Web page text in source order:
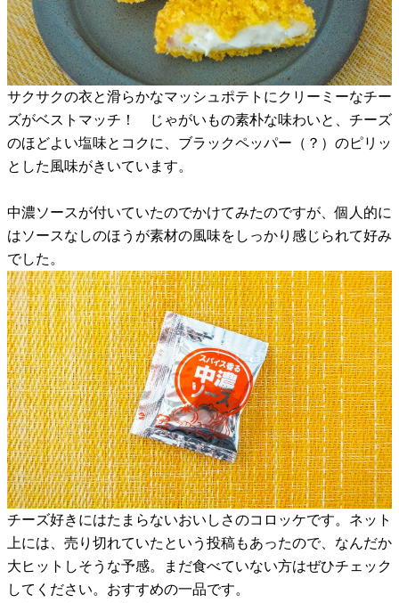
サクサクの衣と滑らかなマッシュポテトにクリーミーなチー
ズがベストマッチ！ じゃがいもの素朴な味わいと、チーズ
のほどよい塩味とコクに、ブラックペッパー（？）のピリッ
とした風味がきいています。
中濃ソースが付いていたのでかけてみたのですが、個人的に
はソースなしのほうが素材の風味をしっかり感じられて好み
でした。
チーズ好きにはたまらないおいしさのコロッケです。ネット
上には、売り切れていたという投稿もあったので、なんだか
大ヒットしそうな予感。まだ食べていない方はぜひチェック
してください。おすすめの一品です。